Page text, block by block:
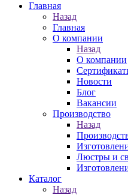
Главная
Назад
Главная
О компании
Назад
О компании
Новости
Блог
Вакансии
Производство
Назад
Люстры и
Каталог
Назад